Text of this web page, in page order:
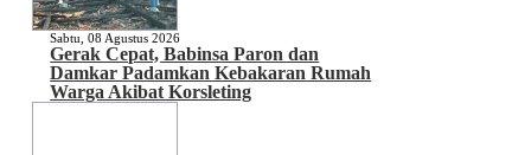
Sabtu, 08 Agustus 2026
Gerak Cepat, Babinsa Paron dan
Damkar Padamkan Kebakaran Rumah
Warga Akibat Korsleting